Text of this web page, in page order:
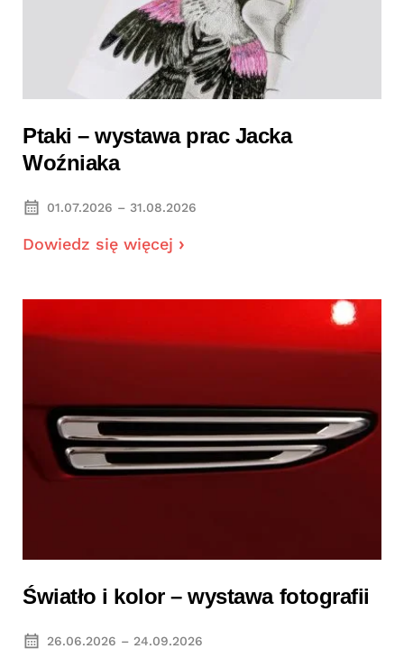
Ptaki – wystawa prac Jacka
Woźniaka
01.07.2026 – 31.08.2026
Dowiedz się więcej
Światło i kolor – wystawa fotografii
26.06.2026 – 24.09.2026